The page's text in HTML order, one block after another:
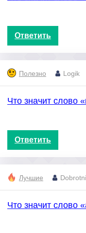
Ответить
Полезно Logik
Что значит слово
Ответить
Лучшие
Что значит слово